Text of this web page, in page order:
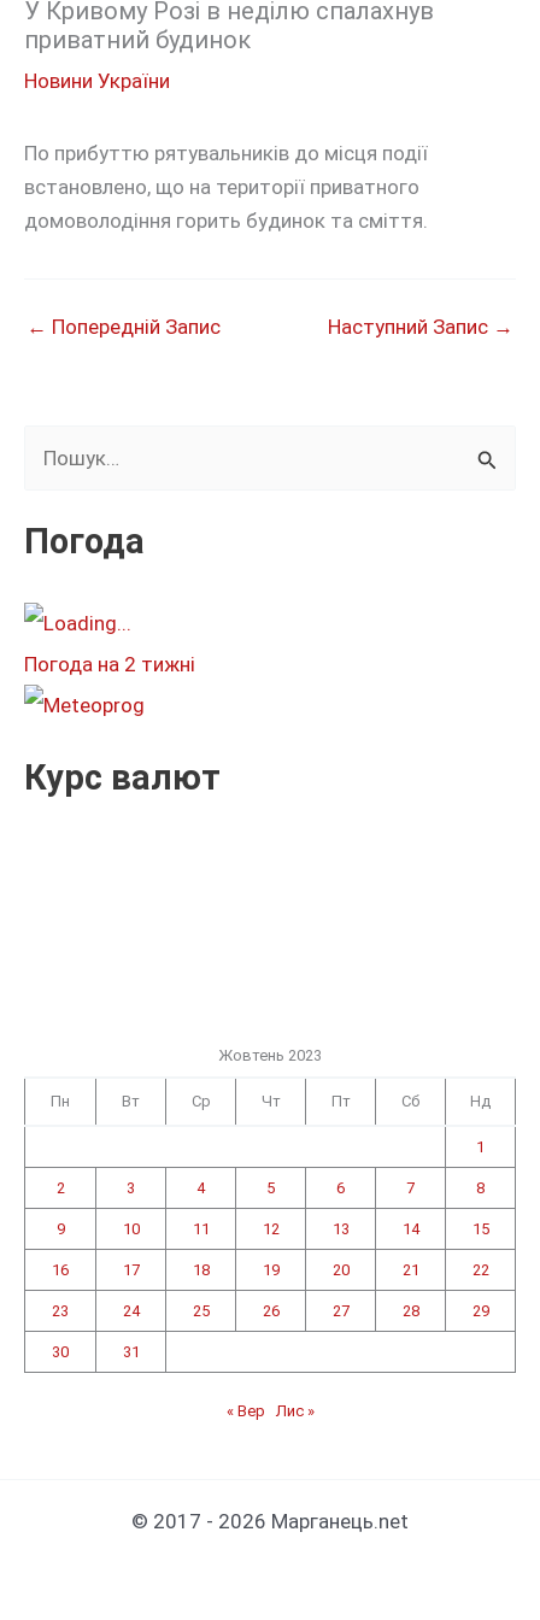
У Кривому Розі в неділю спалахнув
приватний будинок
Новини України
По прибуттю рятувальників до місця події
встановлено, що на території приватного
домоволодіння горить будинок та сміття.
← Попередній Запис Наступний Запис →
к
т
:
Погода
Погода на 2 тижні
Курс валют
Жовтень 2023
Пн Вт Ср Чт Пт Сб Нд
1
2 3 4 5 6 7 8
9 10 11 12 13 14 15
16 17 18 19 20 21 22
23 24 25 26 27 28 29
30 31
« Вер Лис »
© 2017 - 2026 Марганець.net